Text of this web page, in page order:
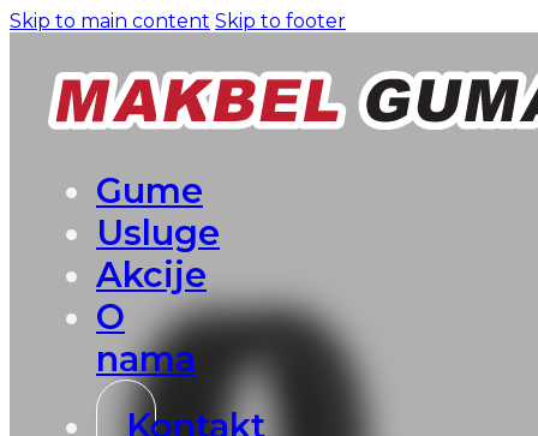
Skip to main content Skip to footer
Gume
Usluge
Akcije
O
nama
Kontakt